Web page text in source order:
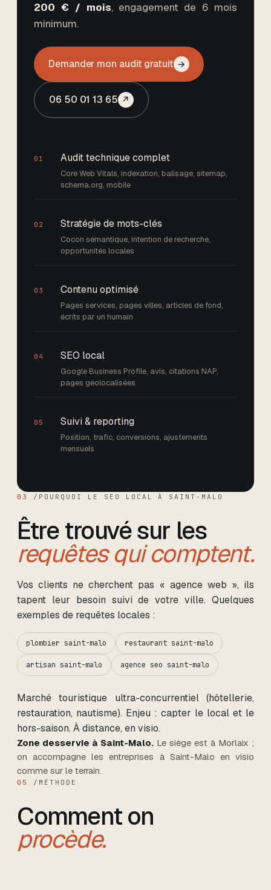
200 € / mois, engagement de 6 mois
minimum.
Demander mon audit gratuit →
06 50 01 13 65 ↗
01 Audit technique complet
Core Web Vitals, indexation, balisage, sitemap,
schema.org, mobile
02 Stratégie de mots-clés
Cocon sémantique, intention de recherche,
opportunités locales
03 Contenu optimisé
Pages services, pages villes, articles de fond,
écrits par un humain
04 SEO local
Google Business Profile, avis, citations NAP,
pages géolocalisées
05 Suivi & reporting
Position, trafic, conversions, ajustements
mensuels
03 / POURQUOI LE SEO LOCALÀ SAINT-MALO
Être trouvé sur les
requêtes qui comptent.
Vos clients ne cherchent pas « agence web », ils
tapent leur besoin suivi de votre ville. Quelques
exemples de requêtes locales :
plombier saint-malo restaurant saint-malo
artisan saint-malo agence seo saint-malo
Marché touristique ultra-concurrentiel (hôtellerie,
restauration, nautisme). Enjeu : capter le local et le
hors-saison. À distance, en visio.
Zone desservie à Saint-Malo. Le siège est à Morlaix ;
on accompagne les entreprises à Saint-Malo en visio
comme sur le terrain.
05 / MÉTHODE
Comment on
procède.